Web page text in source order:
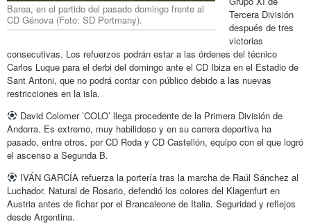
Barea, en el partido del pasado domingo frente al
CD Génova (Foto: SD Portmany).
Tercera División
después de tres
victorias
consecutivas. Los refuerzos podrán estar a las órdenes del técnico
Carlos Luque para el derbi del domingo ante el CD Ibiza en el Estadio de
Sant Antoni, que no podrá contar con público debido a las nuevas
restricciones en la isla.
David Colomer ’COLO’ llega procedente de la Primera División de
Andorra. Es extremo, muy habilidoso y en su carrera deportiva ha
pasado, entre otros, por CD Roda y CD Castellón, equipo con el que logró
el ascenso a Segunda B.
IVÁN GARCÍA refuerza la portería tras la marcha de Raúl Sánchez al
Luchador. Natural de Rosario, defendió los colores del Klagenfurt en
Austria antes de fichar por el Brancaleone de Italia. Seguridad y reflejos
desde Argentina.